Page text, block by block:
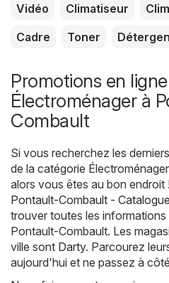
Vidéo Climatiseur
Cadre
Toner
Promotions en
Électroménager à
Combault
Si vous recherchez les
de la catégorie
alors vous êtes au bon endroit
Pontault-Combault -
trouver toutes les informations
Pontault-Combault. Les
ville sont Darty. Parcourez
aujourd'hui et ne passez à